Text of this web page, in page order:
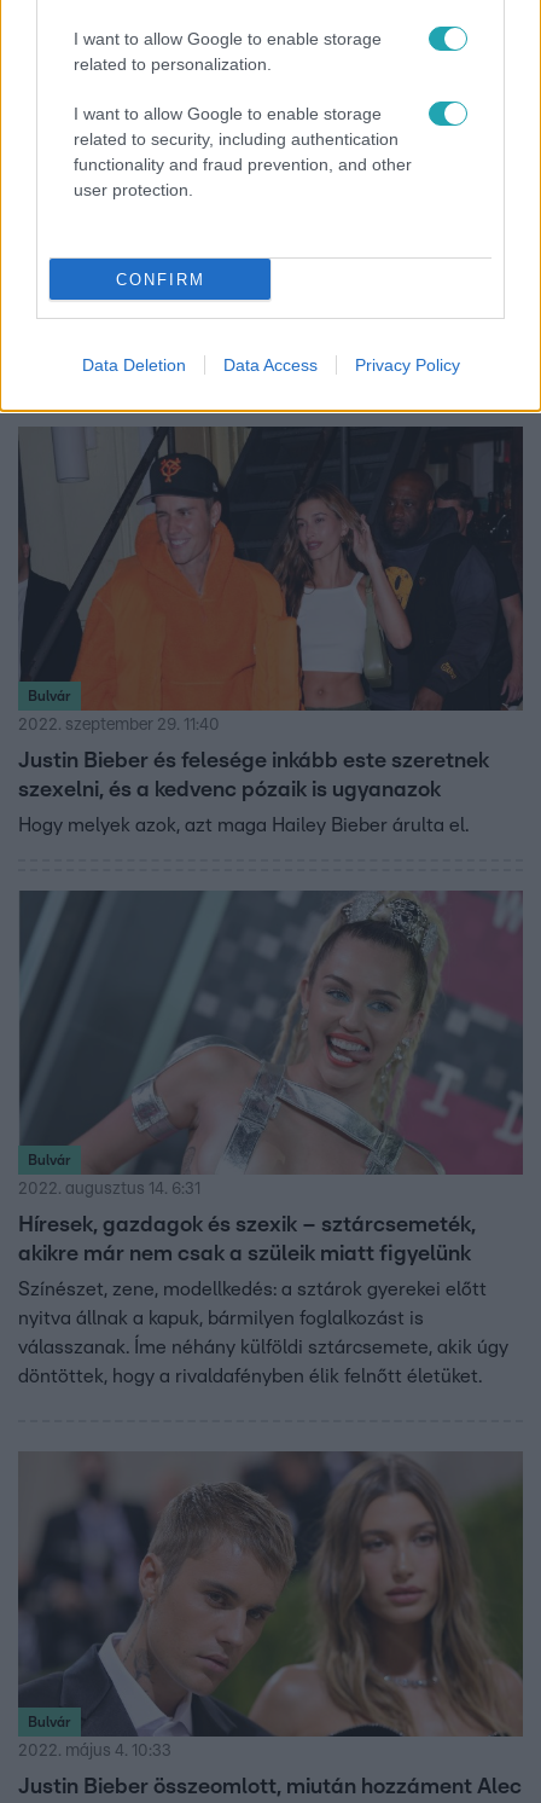
I want to allow Google to enable storage
related to personalization.
I want to allow Google to enable storage
related to security, including authentication
functionality and fraud prevention, and other
user protection.
CONFIRM
Data Deletion Data Access Privacy Policy
„B*szd meg, Hailey Bieber” - kifütyülték Justin
Bieber feleségét
Egyre durvább támadások érik Hailey Biebert, akire
Selena Gomez miatt zúdult népharag.
Bulvár
2022. szeptember 29. 11:40
Justin Bieber és felesége inkább este szeretnek
szexelni, és a kedvenc pózaik is ugyanazok
Hogy melyek azok, azt maga Hailey Bieber árulta el.
Bulvár
2022. augusztus 14. 6:31
Híresek, gazdagok és szexik – sztárcsemeték,
akikre már nem csak a szüleik miatt figyelünk
Színészet, zene, modellkedés: a sztárok gyerekei előtt
nyitva állnak a kapuk, bármilyen foglalkozást is
válasszanak. Íme néhány külföldi sztárcsemete, akik úgy
döntöttek, hogy a rivaldafényben élik felnőtt életüket.
Bulvár
2022. május 4. 10:33
Justin Bieber összeomlott, miután hozzáment Alec